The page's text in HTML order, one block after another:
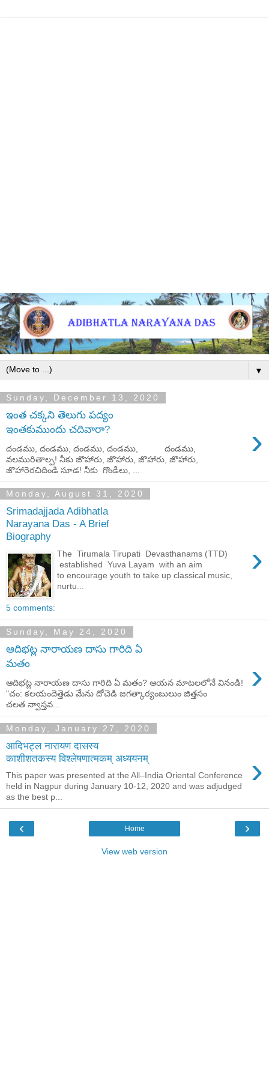
▼
Sunday, December 13, 2020
ఇంత చక్కని తెలుగు పద్యం
ఇంతకుముందు చదివారా?
›
దండము, దండము, దండము, దండము, దండము,
వలమురితాల్ప! నీకు జొహారు, జొహారు, జొహారు, జొహారు,
జొహారెరచిదిండి సూడ! నీకు గొండీలు, ...
Monday, August 31, 2020
Srimadajjada Adibhatla
Narayana Das - A Brief
Biography
›
The Tirumala Tirupati Devasthanams (TTD)
established Yuva Layam with an aim
to encourage youth to take up classical music,
nurtu...
5 comments:
Sunday, May 24, 2020
ఆదిభట్ల నారాయణ దాసు గారిది ఏ
మతం
›
ఆదిభట్ల నారాయణ దాసు గారిది ఏ మతం? ఆయన మాటలలోనే వినండి!
"చం: కలయందెత్తెడు మేను దోచెడి జగత్కార్యంబులుం జిత్తసం
చలత న్వాస్తవ...
Monday, January 27, 2020
आदिभट्ल नारायण दासस्य
काशीशतकस्य विश्लेषणात्मकम् अध्ययनम्
›
This paper was presented at the All–India Oriental Conference
held in Nagpur during January 10-12, 2020 and was adjudged
as the best p...
‹ ›
Home
View web version